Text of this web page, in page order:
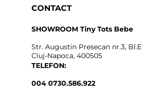
CONTACT
SHOWROOM Tiny Tots Bebe
Str. Augustin Presecan nr.3, Bl.E
Cluj-Napoca, 400505
TELEFON:
004 0730.586.922